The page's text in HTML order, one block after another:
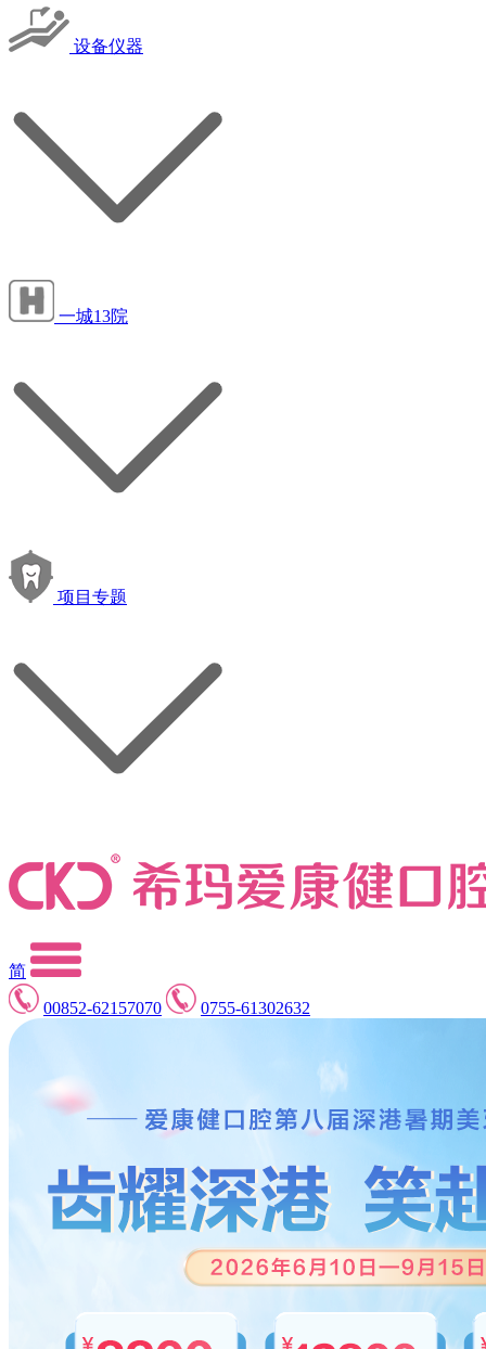
设备仪器
一城13院
项目专题
简
00852-62157070
0755-61302632